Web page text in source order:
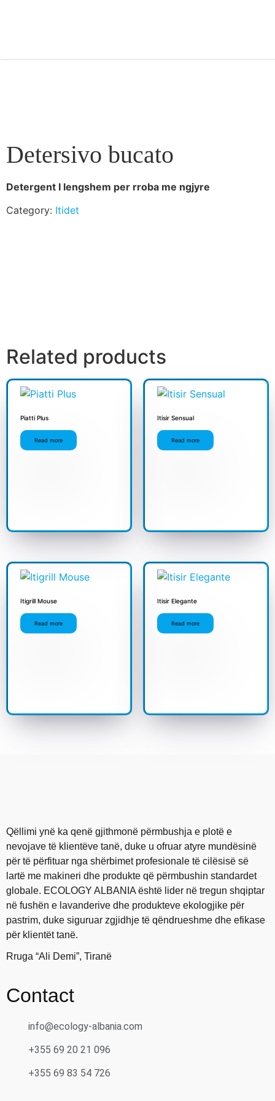
Detersivo bucato
Detergent I lengshem per rroba me ngjyre
Category: Itidet
Related products
Piatti Plus
Read more
Itisir Sensual
Read more
Itigrill Mouse
Read more
Itisir Elegante
Read more
Qëllimi ynë ka qenë gjithmonë përmbushja e plotë e
nevojave të klientëve tanë, duke u ofruar atyre mundësinë
për të përfituar nga shërbimet profesionale të cilësisë së
lartë me makineri dhe produkte që përmbushin standardet
globale. ECOLOGY ALBANIA është lider në tregun shqiptar
në fushën e lavanderive dhe produkteve ekologjike për
pastrim, duke siguruar zgjidhje të qëndrueshme dhe efikase
për klientët tanë.
Rruga “Ali Demi”, Tiranë
Contact
info@ecology-albania.com
+355 69 20 21 096
+355 69 83 54 726